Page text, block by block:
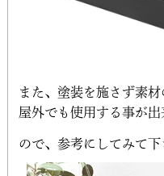
また、塗装を施さず素
屋外でも使用する事が出
ので、参考にしてみて下